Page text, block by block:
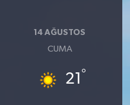
14 AĞUSTOS
CUMA
21 °